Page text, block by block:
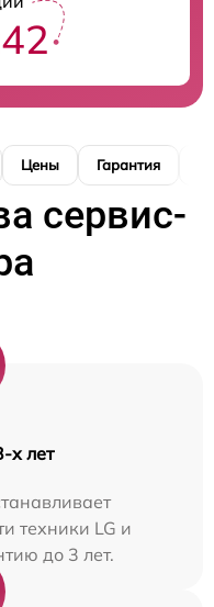
Цены Гарантия
сервис-
х лет
техники LG и
до 3 лет.